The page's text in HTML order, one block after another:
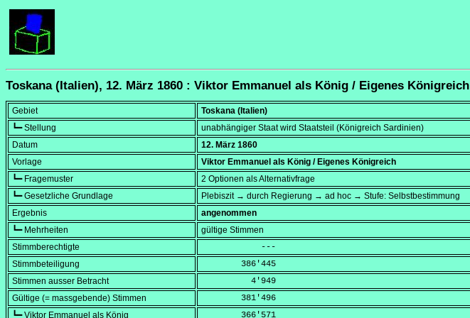
Toskana (Italien), 12. März 1860 : Viktor Emmanuel als König / Eigenes Königreich
Gebiet
Toskana (Italien)
┗━ Stellung
unabhängiger Staat wird Staatsteil (Königreich Sardinien)
Datum
12. März 1860
Vorlage
Viktor Emmanuel als König / Eigenes Königreich
┗━ Fragemuster
2 Optionen als Alternativfrage
┗━ Gesetzliche Grundlage
Plebiszit → durch Regierung → ad hoc → Stufe: Selbstbestimmung
Ergebnis
angenommen
┗━ Mehrheiten
gültige Stimmen
Stimmberechtigte
            ---
Stimmbeteiligung
        386'445
Stimmen ausser Betracht
          4'949
Gültige (= massgebende) Stimmen
        381'496
┗━ Viktor Emmanuel als König
        366'571